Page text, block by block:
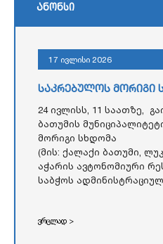
ანონსი
17 ივლისი 2026
საკრებულოს მორიგი
24 ივლისს, 11 საათზე,
ბათუმის
მორიგი სხდომა
(მის: ქალაქი ბათუმი,
აჭარის ავტონომიური
საბჭოს
ვრცლად >